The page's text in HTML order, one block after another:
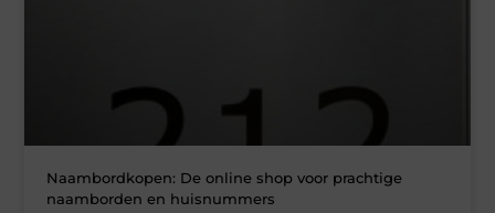
Naambordkopen: De online shop voor prachtige
naamborden en huisnummers